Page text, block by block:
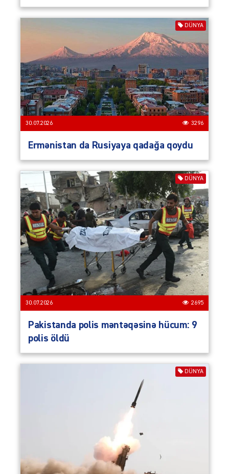
DÜNYA
30.07.2026 3296
Ermənistan da Rusiyaya qadağa qoydu
DÜNYA
30.07.2026 2695
Pakistanda polis məntəqəsinə hücum: 9
polis öldü
DÜNYA